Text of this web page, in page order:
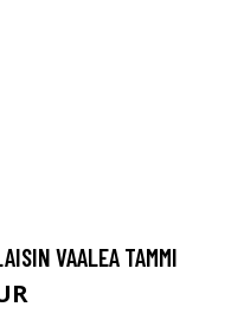
VAALEA TAMMI